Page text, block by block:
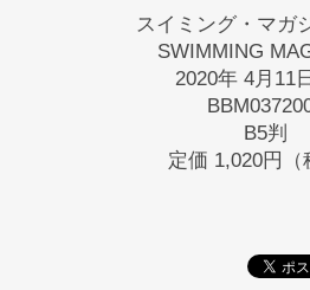
スイミング・マガ
SWIMMING
2020年 4月11
B5判
定価 1,020円（